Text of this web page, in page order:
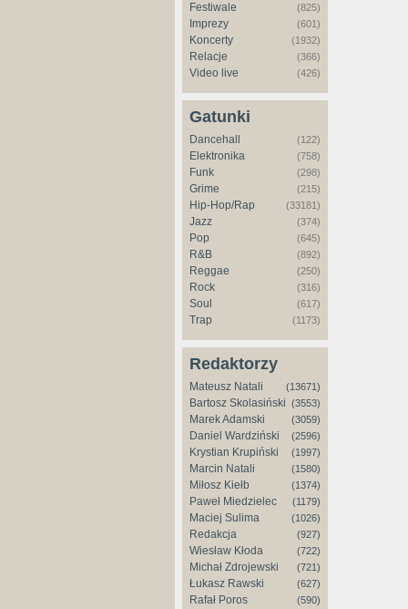
Festiwale (825)
Imprezy (601)
Koncerty (1932)
Relacje (366)
Video live (426)
Gatunki
Dancehall (122)
Elektronika (758)
Funk (298)
Grime (215)
Hip-Hop/Rap (33181)
Jazz (374)
Pop (645)
R&B (892)
Reggae (250)
Rock (316)
Soul (617)
Trap (1173)
Redaktorzy
Mateusz Natali (13671)
Bartosz Skolasiński (3553)
Marek Adamski (3059)
Daniel Wardziński (2596)
Krystian Krupiński (1997)
Marcin Natali (1580)
Miłosz Kiełb (1374)
Paweł Miedzielec (1179)
Maciej Sulima (1026)
Redakcja (927)
Wiesław Kłoda (722)
Michał Zdrojewski (721)
Łukasz Rawski (627)
Rafał Poros (590)